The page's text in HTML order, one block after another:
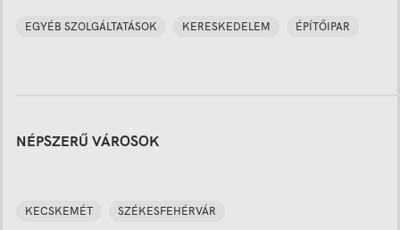
EGYÉB SZOLGÁLTATÁSOK KERESKEDELEM ÉPÍTŐIPAR
NÉPSZERŰ VÁROSOK
KECSKEMÉT SZÉKESFEHÉRVÁR